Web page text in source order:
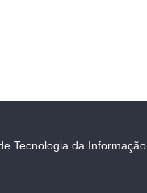
Tecnologia da Informação